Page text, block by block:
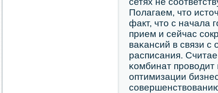
Полагаем, что
факт, что с начала
прием и сейчас
ваκансий в связи с
расписания.
κомбинат
оптимизации